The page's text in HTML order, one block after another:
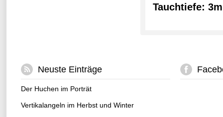
Tauchtiefe:
Neuste Einträge
Der Huchen im Porträt
Vertikalangeln im Herbst und Winter